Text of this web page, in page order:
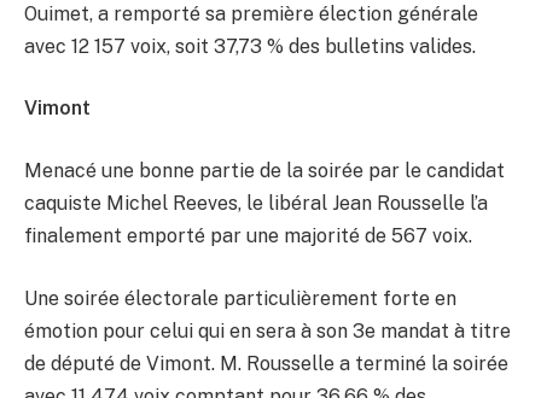
Ouimet, a remporté sa première élection générale
avec 12 157 voix, soit 37,73 % des bulletins valides.
Vimont
Menacé une bonne partie de la soirée par le candidat
caquiste Michel Reeves, le libéral Jean Rousselle l’a
finalement emporté par une majorité de 567 voix.
Une soirée électorale particulièrement forte en
émotion pour celui qui en sera à son 3e mandat à titre
de député de Vimont. M. Rousselle a terminé la soirée